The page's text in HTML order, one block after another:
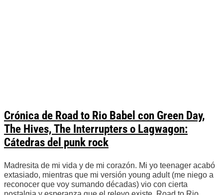
Crónica de Road to Rio Babel con Green Day,
The Hives, The Interrupters o Lagwagon:
Cátedras del punk rock
Madresita de mi vida y de mi corazón. Mi yo teenager acabó
extasiado, mientras que mi versión young adult (me niego a
reconocer que voy sumando décadas) vio con cierta